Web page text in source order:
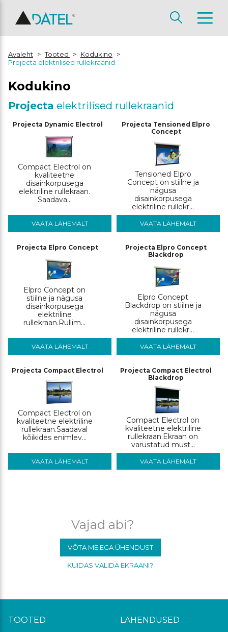
Avaleht > Tooted > Kodukino
>
Projecta elektrilised rullekraanid
Kodukino
Projecta elektrilised rullekraanid
Projecta Dynamic Electrol
Compact Electrol on
kvaliteetne
disainkorpusega
elektriline rullekraan.
Saadava...
VAATA LÄHEMALT
Projecta Tensioned Elpro
Concept
Tensioned Elpro
Concept on stiilne ja
nägusa
disainkorpusega
elektriline rullekr...
VAATA LÄHEMALT
Projecta Elpro Concept
Elpro Concept on
stiilne ja nägusa
disainkorpusega
elektriline
rullekraan.Rullim...
VAATA LÄHEMALT
Projecta Elpro Concept
Blackdrop
Elpro Concept
Blackdrop on stiilne ja
nägusa
disainkorpusega
elektriline rullekr...
VAATA LÄHEMALT
Projecta Compact Electrol
Compact Electrol on
kvaliteetne elektriline
rullekraan.Saadaval
kõikides enimlev...
VAATA LÄHEMALT
Projecta Compact Electrol
Blackdrop
Compact Electrol on
kvaliteetne elektriline
rullekraan.Ekraan on
varustatud must...
VAATA LÄHEMALT
Vajad abi?
VÕTA MEIEGA ÜHENDUST
KUIDAS VALIDA EKRAANI?
TOOTED LAHENDUSED